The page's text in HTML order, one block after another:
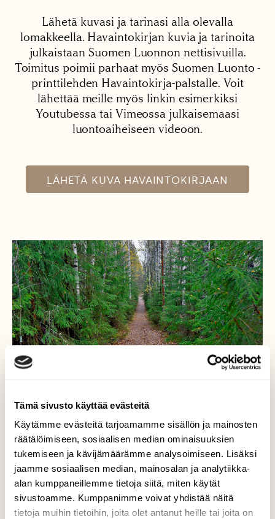
Tämä sivusto käyttää evästeitä
Käytämme evästeitä tarjoamamme sisällön ja mainosten
räätälöimiseen, sosiaalisen median ominaisuuksien
tukemiseen ja kävijämäärämme analysoimiseen. Lisäksi
jaamme sosiaalisen median, mainosalan ja analytiikka-
alan kumppaneillemme tietoja siitä, miten käytät
sivustoamme. Kumppanimme voivat yhdistää näitä
tietoja muihin tietoihin, joita olet antanut heille tai joita on
Lähetä kuvasi ja tarinasi alla olevalla
lomakkeella. Havaintokirjan kuvia ja tarinoita
julkaistaan Suomen Luonnon nettisivuilla.
Toimitus poimii parhaat myös Suomen Luonto -
printtilehden Havaintokirja-palstalle. Voit
lähettää meille myös linkin esimerkiksi
Youtubessa tai Vimeossa julkaisemaasi
luontoaiheiseen videoon.
LÄHETÄ KUVA HAVAINTOKIRJAAN
Lehtimatto
Syksyn tuulet karistivat koivujen lehdet
metsätielle.